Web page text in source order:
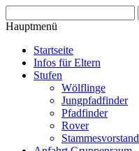
Hauptmenü
Startseite
Infos für Eltern
Stufen
Wölflinge
Jungpfadfinder
Pfadfinder
Rover
Stammesvorstand